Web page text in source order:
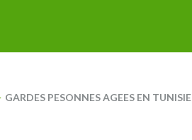
GARDES PESONNES AGEES EN TUNISIE